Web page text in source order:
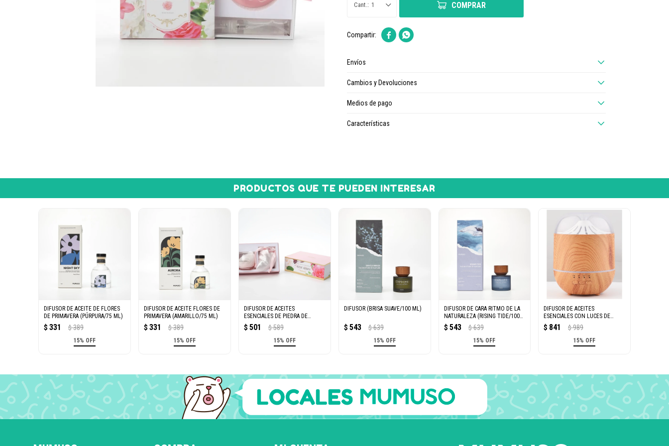
1 COMPRAR
 
Envíos
Cambios y Devoluciones
Medios de pago
Características
PRODUCTOS QUE TE PUEDEN INTERESAR
DIFUSOR DE ACEITE DE FLORES
DE PRIMAVERA (PÚRPURA/75 ML)
$ 331 $ 389
15% OFF
DIFUSOR DE ACEITE FLORES DE
PRIMAVERA (AMARILLO/75 ML)
$ 331 $ 389
15% OFF
DIFUSOR DE ACEITES
ESENCIALES DE PIEDRA DE
CRISTAL SERIE ROSE (310 G DE
PIEDRA D
$ 501 $ 589
15% OFF
DIFUSOR (BRISA SUAVE/100 ML)
$ 543 $ 639
15% OFF
DIFUSOR DE CARA RITMO DE LA
NATURALEZA (RISING TIDE/100
ML)
$ 543 $ 639
15% OFF
DIFUSOR DE ACEITES
ESENCIALES CON LUCES DE
COLORES (VETA DE
MADERA/CILÍNDRICO)
$ 841 $ 989
15% OFF